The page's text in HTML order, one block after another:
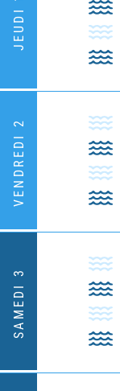
JEUDI 1
VENDREDI 2
SAMEDI 3